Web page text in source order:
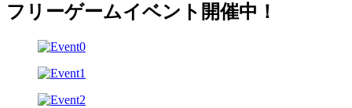
フリーゲームイベント開催中！